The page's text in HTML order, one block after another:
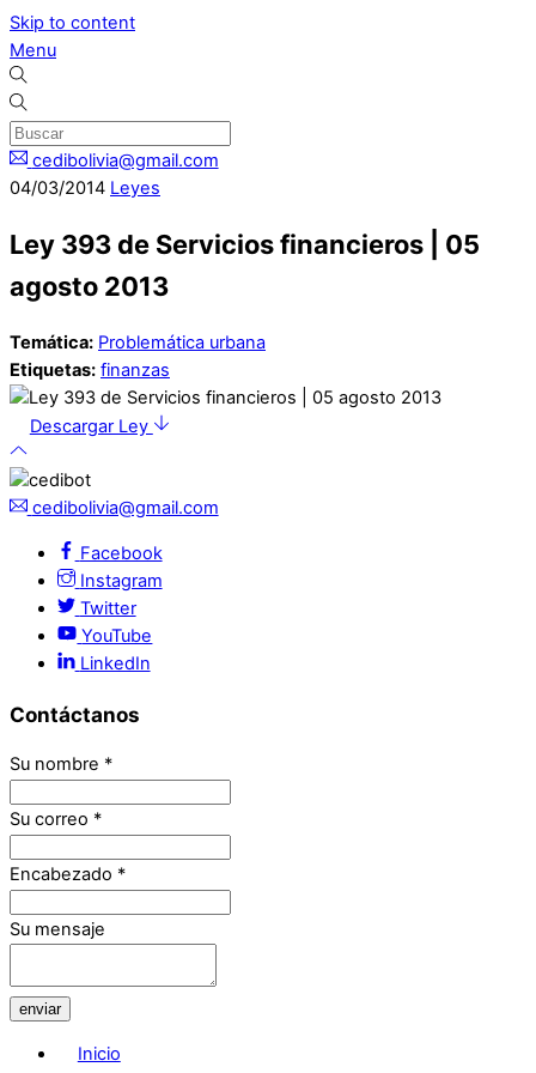
Skip to content
Menu
cedibolivia@gmail.com
04/03/2014 Leyes
Ley 393 de Servicios financieros | 05
agosto 2013
Temática: Problemática urbana
Etiquetas: finanzas
Descargar Ley
cedibolivia@gmail.com
Facebook
Instagram
Twitter
YouTube
LinkedIn
Contáctanos
Su nombre *
Su correo *
Encabezado *
Su mensaje
enviar
Inicio